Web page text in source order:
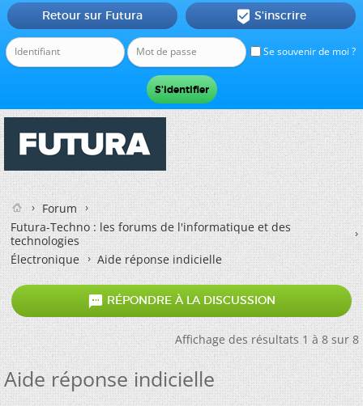
Se souvenir de moi ?
Retour sur Futura  S'inscrire
Forum
Futura-Techno : les forums de l'informatique et des
technologies
Électronique
Aide réponse indicielle
 RÉPONDRE À LA DISCUSSION
Affichage des résultats 1 à 8 sur 8
Aide réponse indicielle